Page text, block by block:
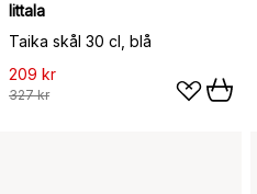
Iittala
Taika skål 30 cl, blå
209 kr
327 kr